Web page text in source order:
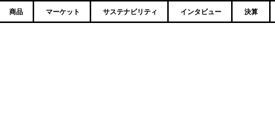
商品 マーケット サステナビリティ インタビュー 決算